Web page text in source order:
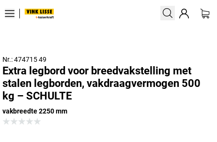
Nr.: 474715 49
Extra legbord voor breedvakstelling met
stalen legborden, vakdraagvermogen 500
kg – SCHULTE
vakbreedte 2250 mm